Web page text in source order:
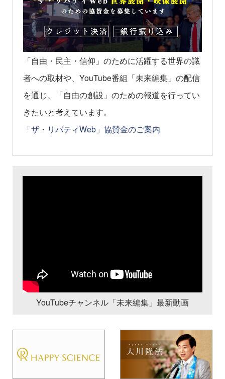
「自由・民主・信仰」のために活躍する世界の識
者への取材や、YouTube番組「未来編集」の配信
を通じ、「自由の創設」のための報道を行ってい
きたいと考えています。
「ザ・リバティWeb」協賛金のご案内
YouTubeチャンネル「未来編集」最新動画